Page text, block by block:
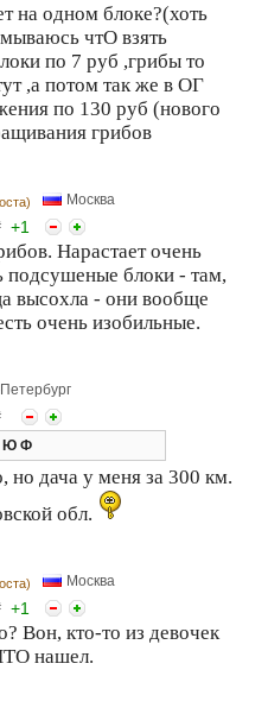
на одном блоке?(хоть
чтО взять
по 7 руб ,грибы то
,а потом так же в ОГ
по 130 руб (нового
грибов
Москва
+1
Нарастает очень
подсушеные блоки - там,
высохла - они вообще
очень изобильные.
Ю Ф
дача у меня за 300 км.
обл.
Москва
+1
Вон, кто-то из девочек
нашел.